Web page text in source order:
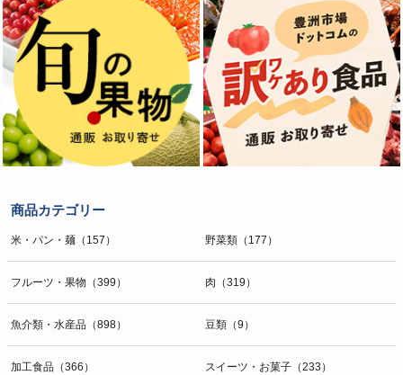
商品カテゴリー
米・パン・麺（157） 野菜類（177）
フルーツ・果物（399） 肉（319）
魚介類・水産品（898） 豆類（9）
加工食品（366） スイーツ・お菓子（233）